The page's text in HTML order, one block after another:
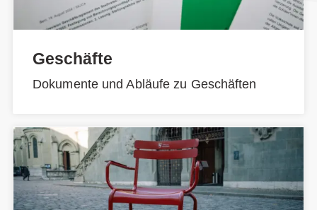
Geschäfte
Dokumente und Abläufe zu Geschäften